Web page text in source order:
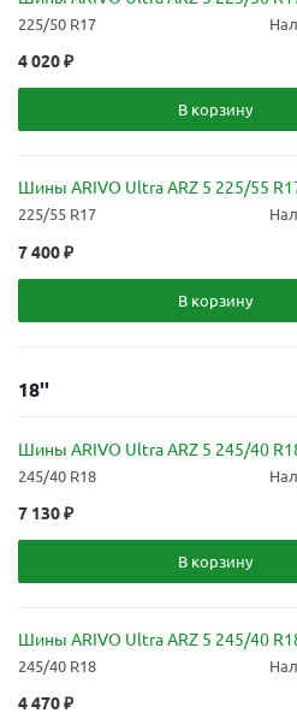
225/50 R17
4 020₽
В корзину
Шины ARIVO Ultra ARZ 5 225/55
225/55 R17
7 400₽
В корзину
18''
Шины ARIVO Ultra ARZ 5 245/40
245/40 R18
7 130₽
В корзину
Шины ARIVO Ultra ARZ 5 245/40
245/40 R18
4 470₽